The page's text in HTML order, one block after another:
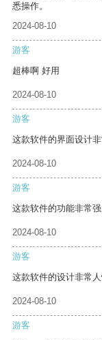
悉操作。
2024-08-10
游客
超棒啊 好用
2024-08-10
游客
这款软件的界面设计非
2024-08-10
游客
这款软件的功能非常
2024-08-10
游客
这款软件的设计非常
2024-08-10
游客